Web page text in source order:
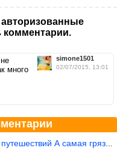
комментарии.
simone1501
02/07/2015, 13:01
много
А самая грязная в от